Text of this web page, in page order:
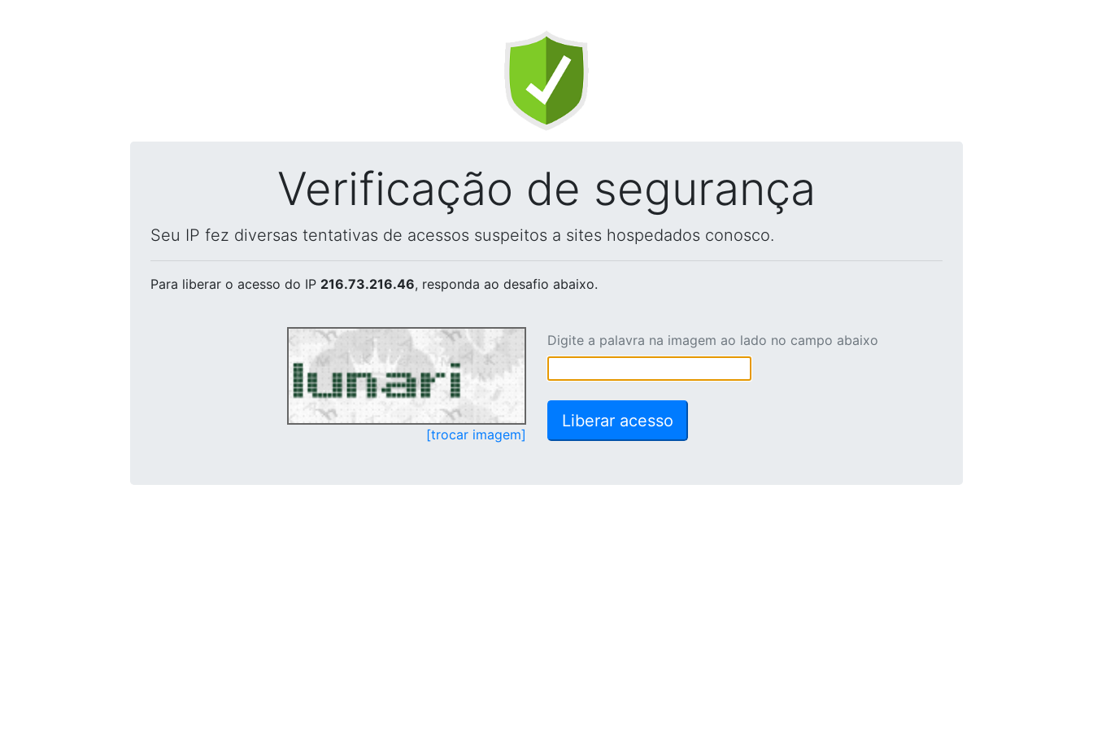
Verificação de segurança
Seu IP fez diversas tentativas de acessos suspeitos a sites hospedados conosco.
Para liberar o acesso do IP 216.73.216.46, responda ao desafio abaixo.
[trocar imagem]
Digite a palavra na imagem ao lado no campo abaixo